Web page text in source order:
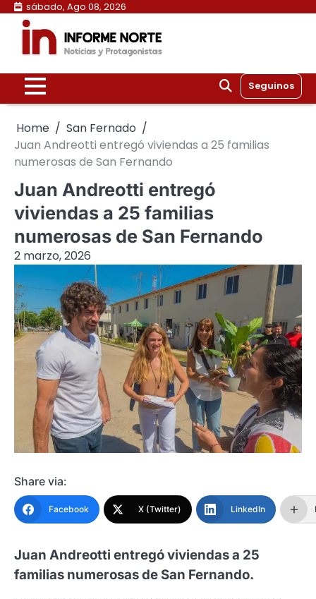
Skip
content
sábado, Ago 08, 2026
Seguinos
Home
San Fernado
Juan Andreotti entregó viviendas a 25 familias
numerosas de San Fernando
Juan Andreotti entregó
viviendas a 25 familias
numerosas de San Fernando
2 marzo, 2026
Share via:
Facebook X (Twitter) LinkedIn
Juan Andreotti entregó viviendas a 25
familias numerosas de San Fernando.